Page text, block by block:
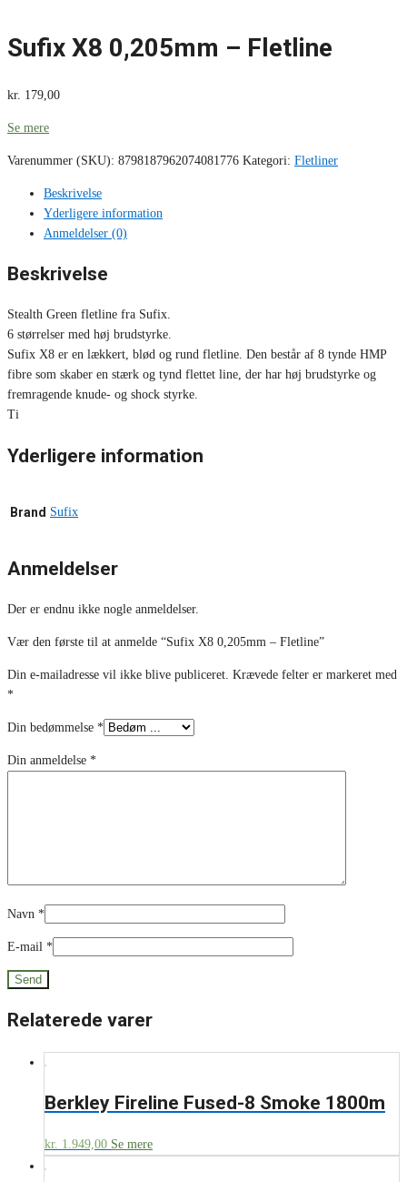
Sufix X8 0,205mm – Fletline
kr. 179,00
Se mere
Varenummer (SKU): 8798187962074081776 Kategori: Fletliner
Beskrivelse
Yderligere information
Anmeldelser (0)
Beskrivelse
Stealth Green fletline fra Sufix.
6 størrelser med høj brudstyrke.
Sufix X8 er en lækkert, blød og rund fletline. Den består af 8 tynde HMP
fibre som skaber en stærk og tynd flettet line, der har høj brudstyrke og
fremragende knude- og shock styrke.
Ti
Yderligere information
Brand Sufix
Anmeldelser
Der er endnu ikke nogle anmeldelser.
Vær den første til at anmelde “Sufix X8 0,205mm – Fletline”
Din e-mailadresse vil ikke blive publiceret. Krævede felter er markeret med
*
Din bedømmelse *
Din anmeldelse *
Navn *
E-mail *
Relaterede varer
Berkley Fireline Fused-8 Smoke 1800m
kr. 1.949,00 Se mere